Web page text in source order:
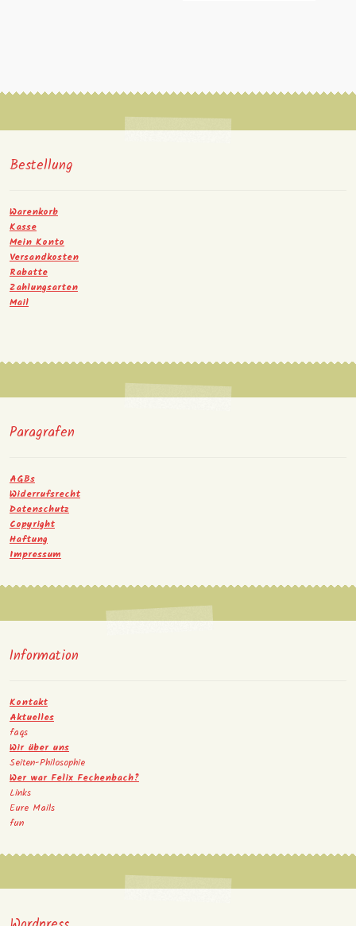
Bestellung
Warenkorb
Kasse
Mein Konto
Versandkosten
Rabatte
Zahlungsarten
Mail
Paragrafen
AGBs
Widerrufsrecht
Datenschutz
Copyright
Haftung
Impressum
Information
Kontakt
Aktuelles
faqs
Wir über uns
Seiten-Philosophie
Wer war Felix Fechenbach?
Links
Eure Mails
fun